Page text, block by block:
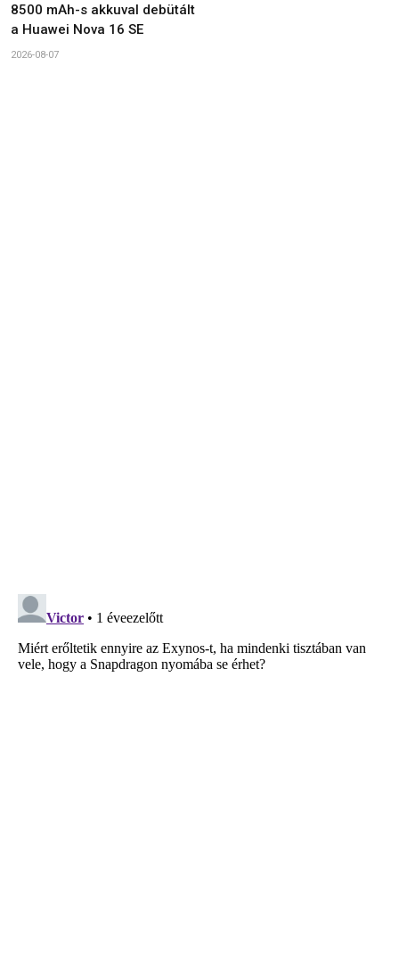
8500 mAh-s akkuval debütált
a Huawei Nova 16 SE
2026-08-07